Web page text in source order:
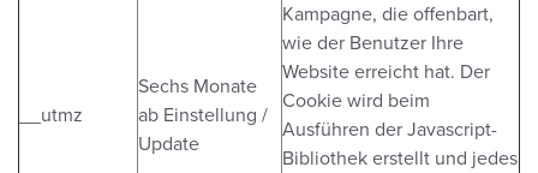
__utmz
Sechs Monate
ab Einstellung /
Update
Kampagne, die offenbart,
wie der Benutzer Ihre
Website erreicht hat. Der
Cookie wird beim
Ausführen der Javascript-
Bibliothek erstellt und jedes